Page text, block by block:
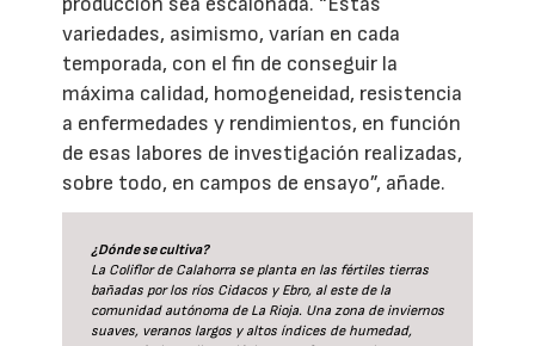
variedades, asimismo, varían en cada
temporada, con el fin de conseguir la
máxima calidad, homogeneidad, resistencia
a enfermedades y rendimientos, en función
de esas labores de investigación realizadas,
sobre todo, en campos de ensayo”, añade.
¿Dónde se cultiva?
La Coliflor de Calahorra se planta en las fértiles tierras
bañadas por los ríos Cidacos y Ebro, al este de la
comunidad autónoma de La Rioja. Una zona de inviernos
suaves, veranos largos y altos índices de humedad,